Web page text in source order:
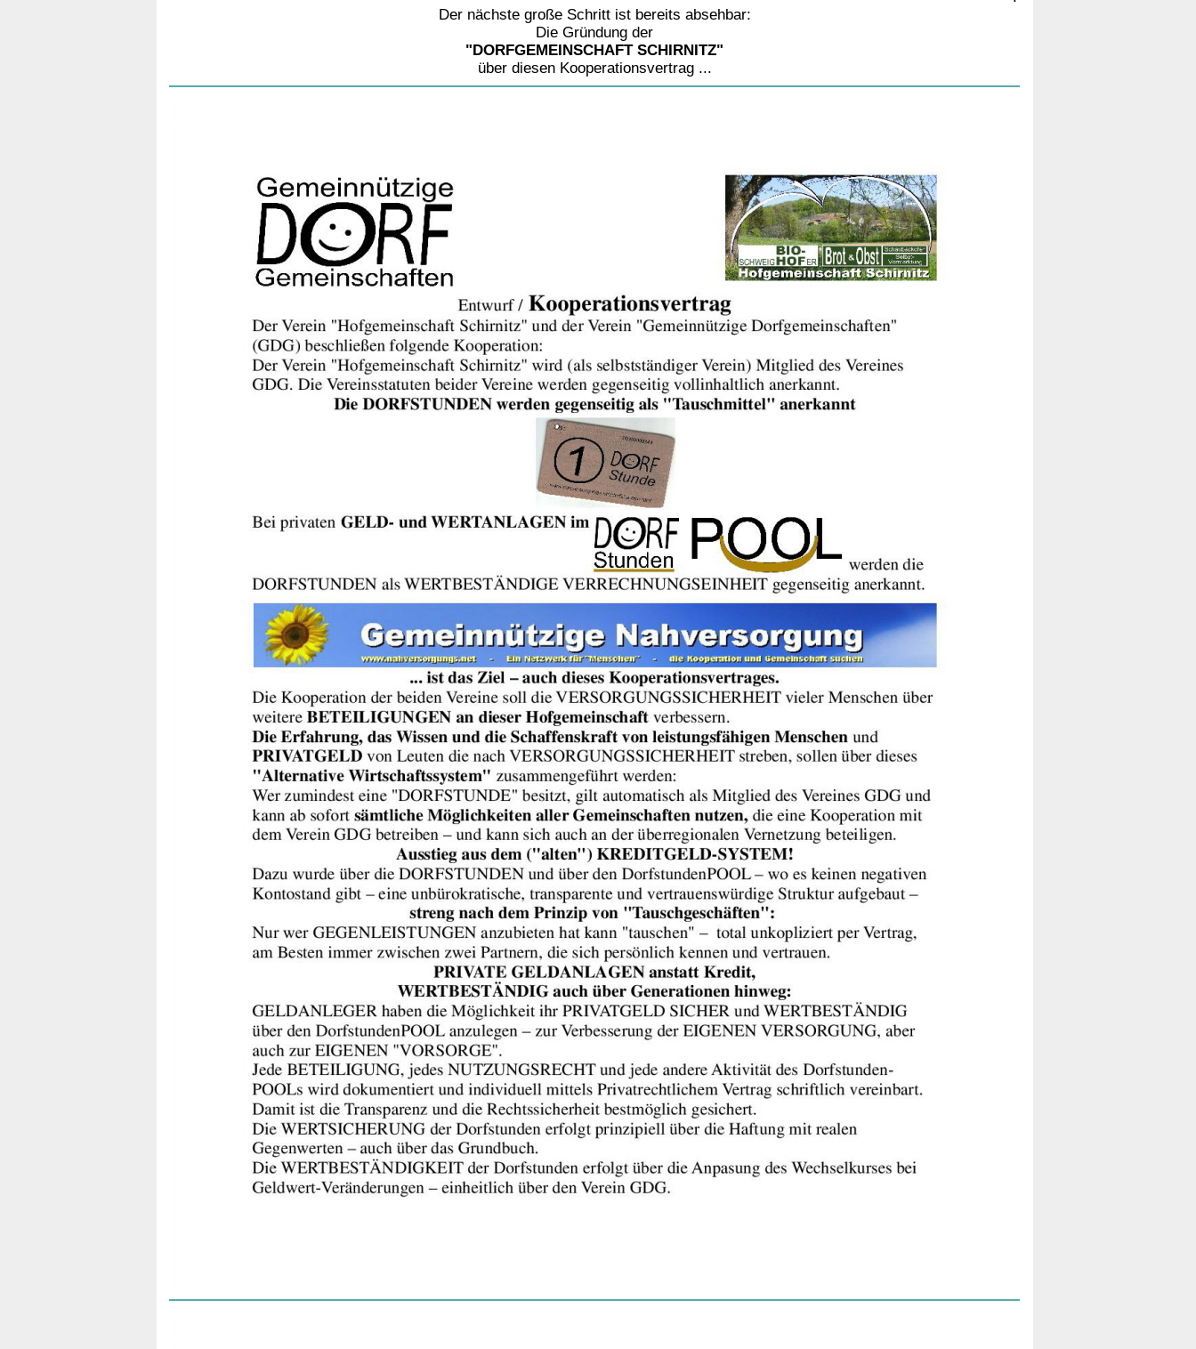
Der nächste große Schritt ist bereits absehbar:
Die Gründung der
"DORFGEMEINSCHAFT SCHIRNITZ"
über diesen Kooperationsvertrag ...